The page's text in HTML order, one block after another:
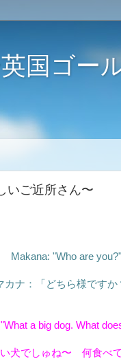
国ゴー
いご近所さん〜
Makana: "Who are you?"
カナ：「どちら様ですか
a big dog. What
犬でしゅね〜 何食べて